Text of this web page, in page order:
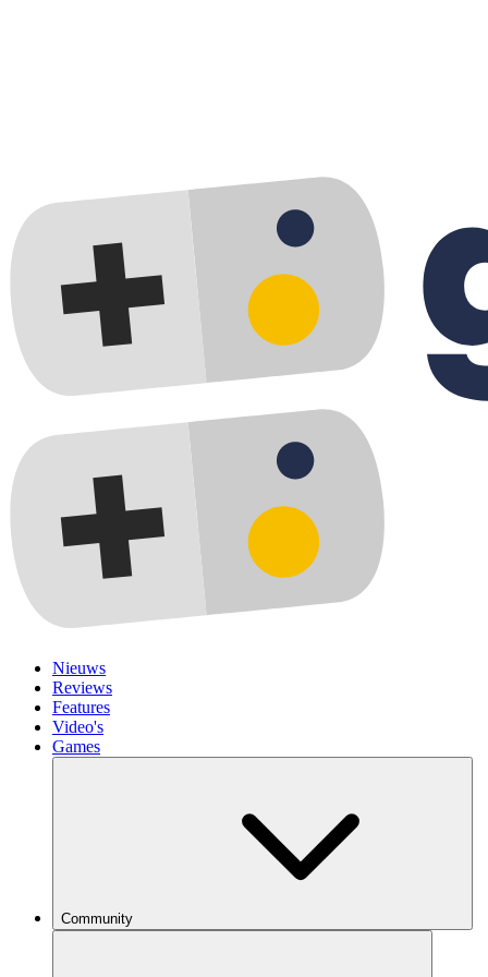
Nieuws
Reviews
Features
Video's
Games
Community